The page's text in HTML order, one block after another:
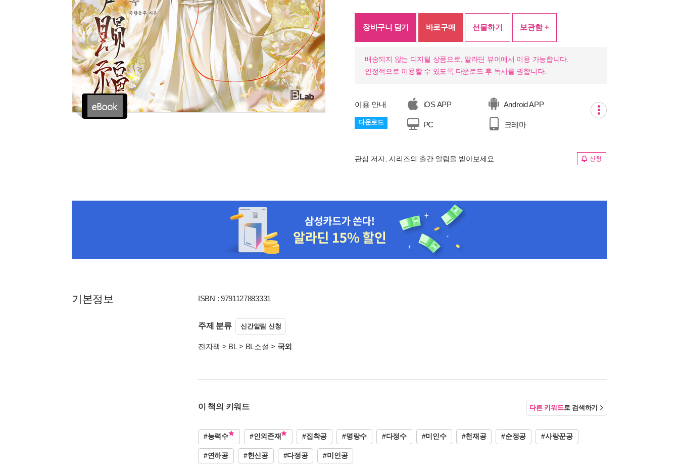
장바구니 담기 바로구매 선물하기 보관함 +
배송되지 않는 디지털 상품으로, 알라딘 뷰어에서 이용 가능합니다.
안정적으로 이용할 수 있도록 다운로드 후 독서를 권합니다.
이용 안내
다운로드
iOS APP Android APP
PC 크레마
관심 저자, 시리즈의 출간 알림을 받아보세요 신청
기본정보 ISBN : 9791127883331
주제 분류 신간알림 신청
전자책 > BL> BL소설 > 국외
이 책의 키워드 다른 키워드로 검색하기
#능력수 #인외존재 #집착공 #명랑수 #다정수 #미인수 #천재공 #순정공 #사랑꾼공
#연하공 #헌신공 #다정공 #미인공